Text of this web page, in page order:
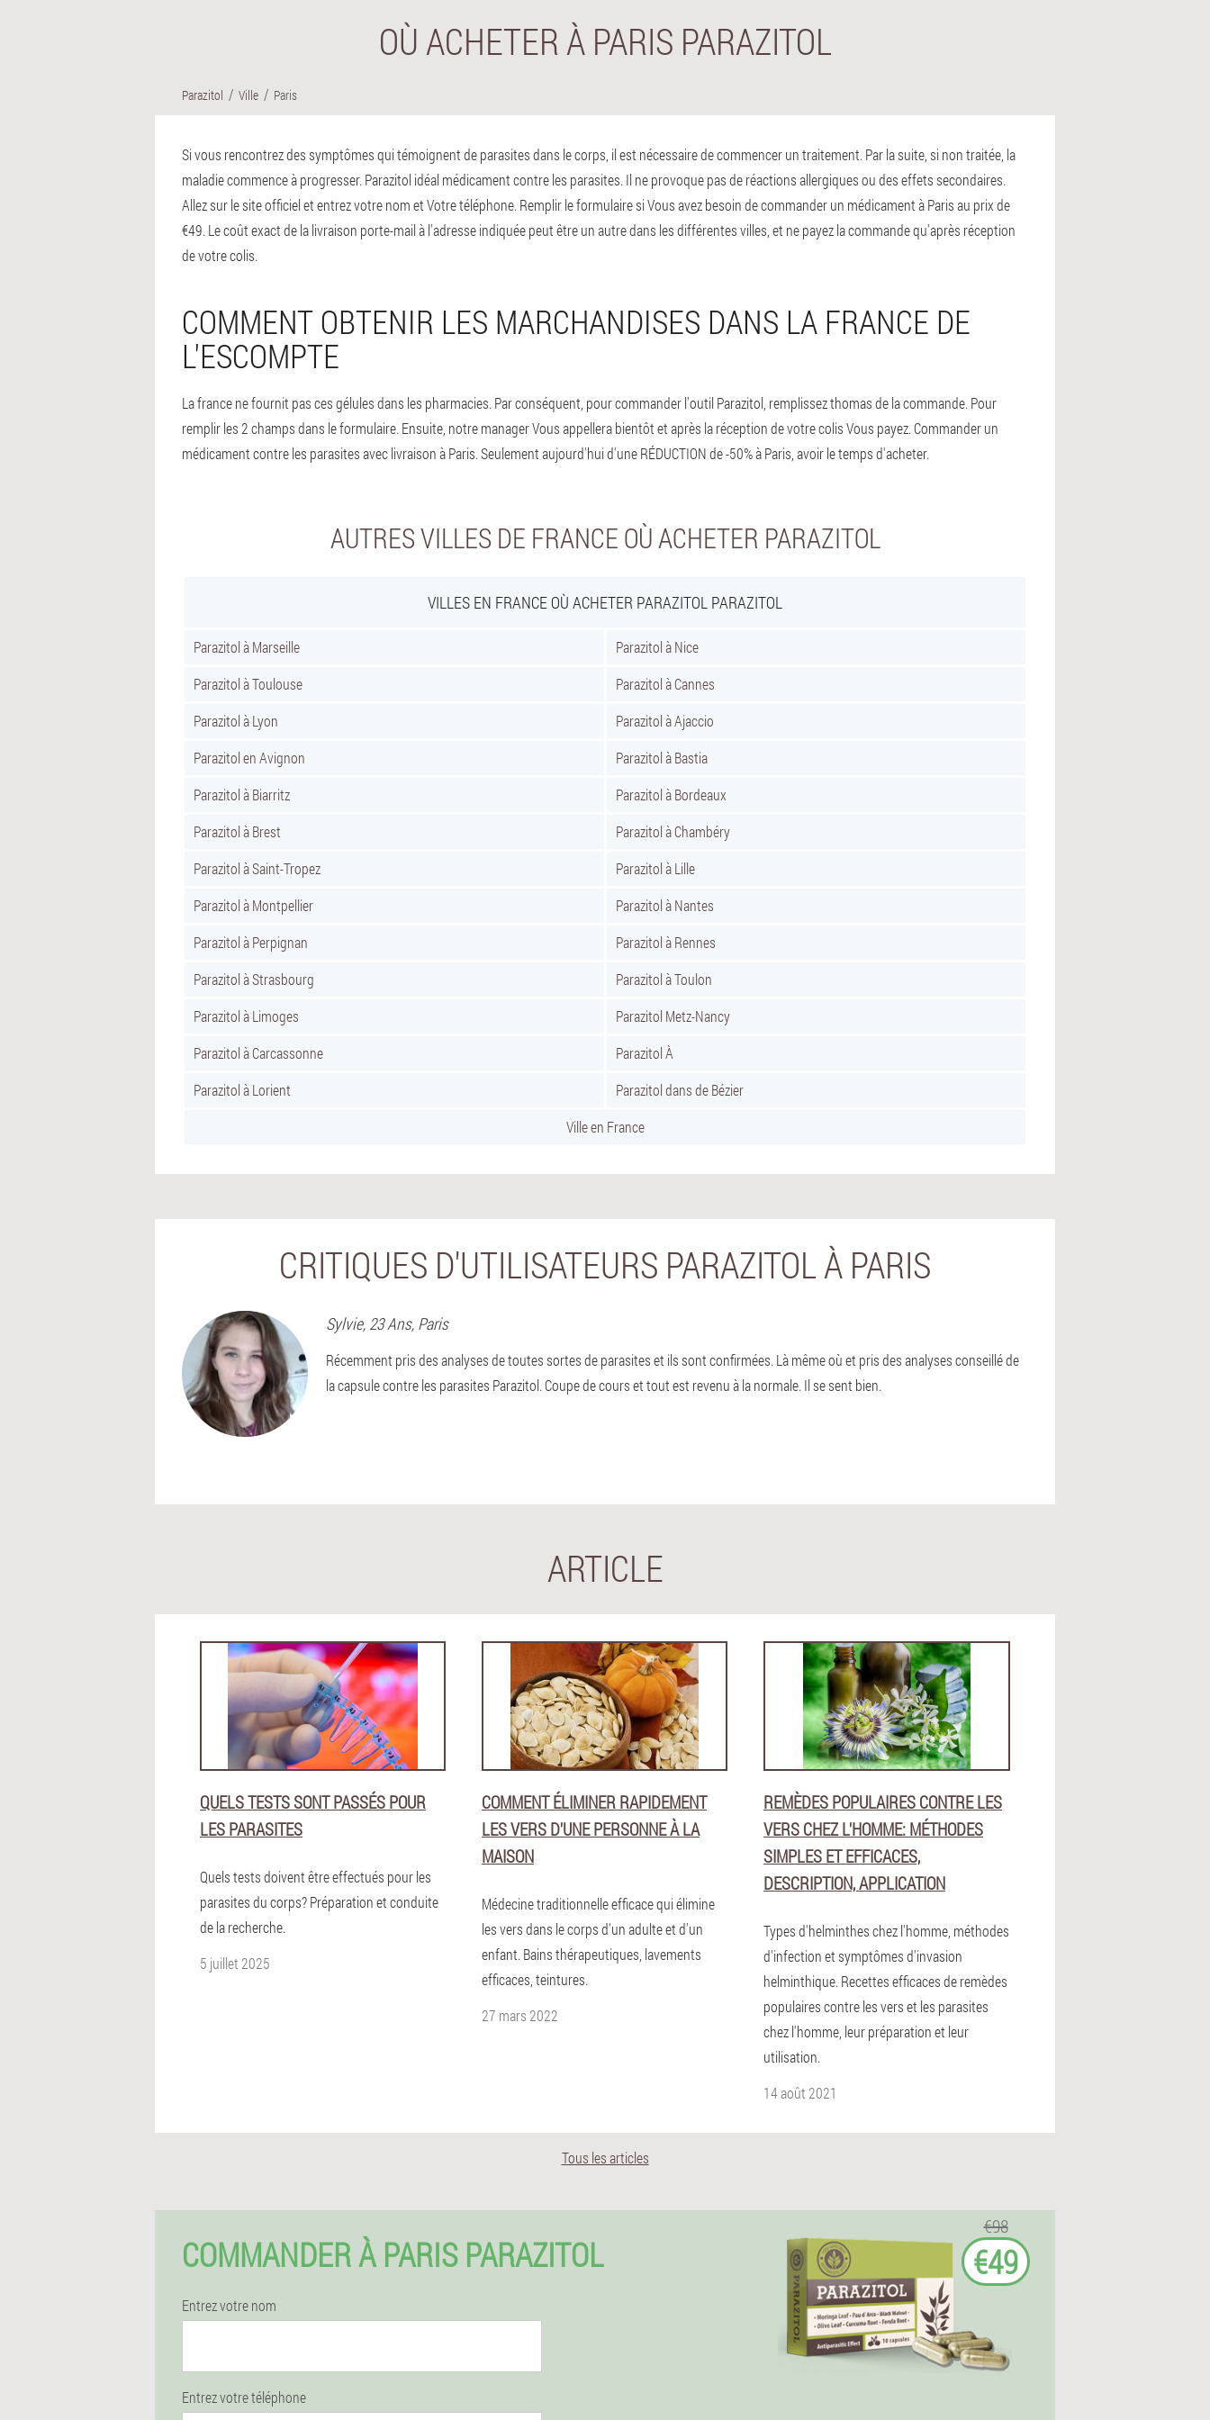
OÙ ACHETER À PARIS PARAZITOL
Parazitol Ville Paris
Si vous rencontrez des symptômes qui témoignent de parasites dans le corps, il est nécessaire de commencer un traitement. Par la suite, si non traitée, la
maladie commence à progresser. Parazitol idéal médicament contre les parasites. Il ne provoque pas de réactions allergiques ou des effets secondaires.
Allez sur le site officiel et entrez votre nom et Votre téléphone. Remplir le formulaire si Vous avez besoin de commander un médicament à Paris au prix de
€49. Le coût exact de la livraison porte-mail à l'adresse indiquée peut être un autre dans les différentes villes, et ne payez la commande qu'après réception
de votre colis.
COMMENT OBTENIR LES MARCHANDISES DANS LA FRANCE DE
L'ESCOMPTE
La france ne fournit pas ces gélules dans les pharmacies. Par conséquent, pour commander l'outil Parazitol, remplissez thomas de la commande. Pour
remplir les 2 champs dans le formulaire. Ensuite, notre manager Vous appellera bientôt et après la réception de votre colis Vous payez. Commander un
médicament contre les parasites avec livraison à Paris. Seulement aujourd'hui d'une RÉDUCTION de -50% à Paris, avoir le temps d'acheter.
AUTRES VILLES DE FRANCE OÙ ACHETER PARAZITOL
VILLES EN FRANCE OÙ ACHETER PARAZITOL PARAZITOL
Parazitol à Marseille
Parazitol à Nice
Parazitol à Toulouse
Parazitol à Cannes
Parazitol à Lyon
Parazitol à Ajaccio
Parazitol en Avignon
Parazitol à Bastia
Parazitol à Biarritz
Parazitol à Bordeaux
Parazitol à Brest
Parazitol à Chambéry
Parazitol à Saint-Tropez
Parazitol à Lille
Parazitol à Montpellier
Parazitol à Nantes
Parazitol à Perpignan
Parazitol à Rennes
Parazitol à Strasbourg
Parazitol à Toulon
Parazitol à Limoges
Parazitol Metz-Nancy
Parazitol à Carcassonne
Parazitol À
Parazitol à Lorient
Parazitol dans de Bézier
Ville en France
CRITIQUES D'UTILISATEURS PARAZITOL À PARIS
Sylvie, 23 Ans, Paris
Récemment pris des analyses de toutes sortes de parasites et ils sont confirmées. Là même où et pris des analyses conseillé de
la capsule contre les parasites Parazitol. Coupe de cours et tout est revenu à la normale. Il se sent bien.
ARTICLE
QUELS TESTS SONT PASSÉS POUR
LES PARASITES
Quels tests doivent être effectués pour les
parasites du corps? Préparation et conduite
de la recherche.
5 juillet 2025
COMMENT ÉLIMINER RAPIDEMENT
LES VERS D'UNE PERSONNE À LA
MAISON
Médecine traditionnelle efficace qui élimine
les vers dans le corps d'un adulte et d'un
enfant. Bains thérapeutiques, lavements
efficaces, teintures.
27 mars 2022
REMÈDES POPULAIRES CONTRE LES
VERS CHEZ L'HOMME: MÉTHODES
SIMPLES ET EFFICACES,
DESCRIPTION, APPLICATION
Types d'helminthes chez l'homme, méthodes
d'infection et symptômes d'invasion
helminthique. Recettes efficaces de remèdes
populaires contre les vers et les parasites
chez l'homme, leur préparation et leur
utilisation.
14 août 2021
Tous les articles
COMMANDER À PARIS PARAZITOL
Entrez votre nom
Entrez votre téléphone
€98
€49